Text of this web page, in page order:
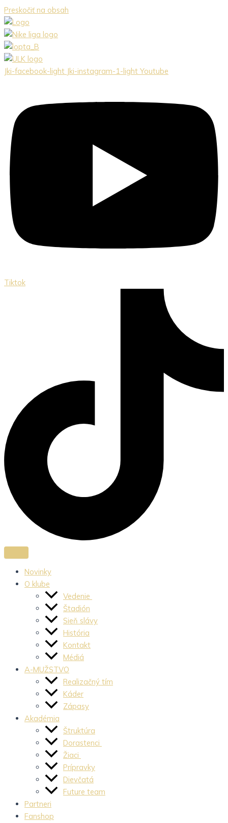
Preskočiť na obsah
Jki-facebook-light Jki-instagram-1-light Youtube
Tiktok
Novinky
O klube
Vedenie
Štadión
Sieň slávy
História
Kontakt
Médiá
A-MUŽSTVO
Realizačný tím
Káder
Zápasy
Akadémia
Štruktúra
Dorastenci
Žiaci
Prípravky
Dievčatá
Future team
Partneri
Fanshop